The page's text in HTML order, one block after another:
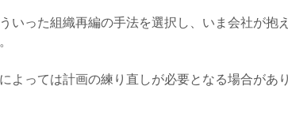
った組織再編の手法を選択し、いま会社が抱
っては計画の練り直しが必要となる場合があ